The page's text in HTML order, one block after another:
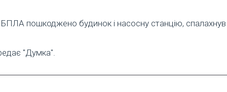
пошкоджено будинок і насосну станцію,
"Думка".